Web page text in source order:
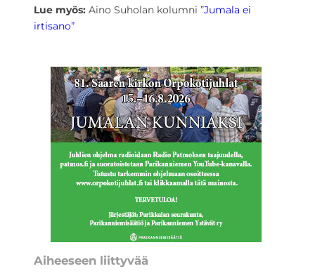
Lue myös: Aino Suholan kolumni ”Jumala ei
irtisano”
Aiheeseen liittyvää